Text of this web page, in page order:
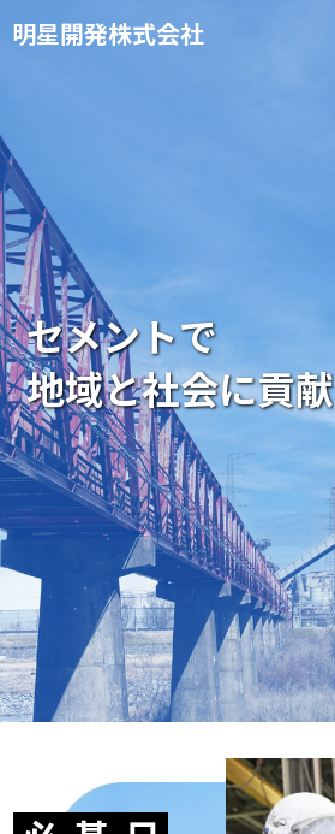
明星開発株式会社
セメントで
地域と社会に貢献